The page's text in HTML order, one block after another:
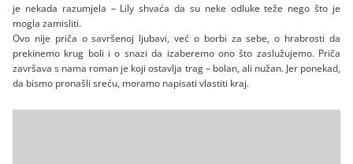
je nekada razumjela – Lily shvaća da su neke odluke teže nego što je
mogla zamisliti.
Ovo nije priča o savršenoj ljubavi, već o borbi za sebe, o hrabrosti da
prekinemo krug boli i o snazi da izaberemo ono što zaslužujemo. Priča
završava s nama roman je koji ostavlja trag – bolan, ali nužan. Jer ponekad,
da bismo pronašli sreću, moramo napisati vlastiti kraj.